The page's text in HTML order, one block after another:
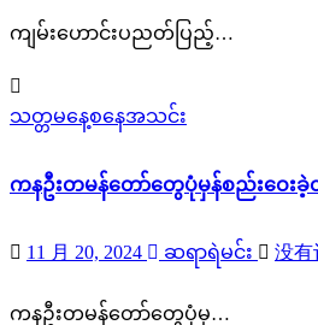
ကျမ်းဟောင်းပညတ်ပြည့်…
သတ္တမနေ့စနေအသင်း
ကနဦးတမန်တော်တွေပုံမှန်စည်းဝေးခဲ့
11 月 20, 2024 ဆရာရဲမင်း 没有
ကနဦးတမန်တော်တွေပုံမှ…